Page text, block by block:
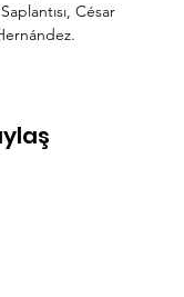
César